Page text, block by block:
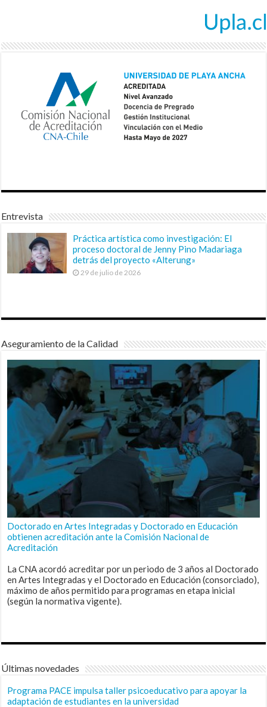
Entrevista
Práctica artística como investigación: El
proceso doctoral de Jenny Pino Madariaga
detrás del proyecto «Alterung»
29 de julio de 2026
Aseguramiento de la Calidad
Doctorado en Artes Integradas y Doctorado en Educación
obtienen acreditación ante la Comisión Nacional de
Acreditación
La CNA acordó acreditar por un periodo de 3 años al Doctorado
en Artes Integradas y el Doctorado en Educación (consorciado),
máximo de años permitido para programas en etapa inicial
(según la normativa vigente).
Últimas novedades
Programa PACE impulsa taller psicoeducativo para apoyar la
adaptación de estudiantes en la universidad